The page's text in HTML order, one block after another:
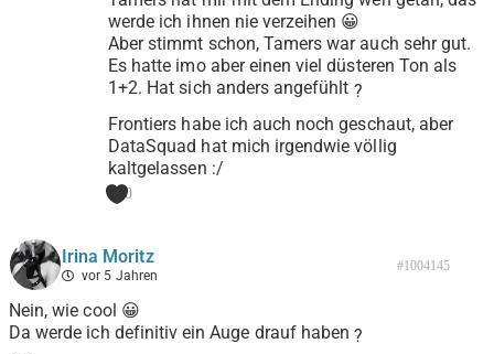
werde ich ihnen nie verzeihen 😀
Aber stimmt schon, Tamers war auch sehr gut.
Es hatte imo aber einen viel düsteren Ton als
1+2. Hat sich anders angefühlt ?
Frontiers habe ich auch noch geschaut, aber
DataSquad hat mich irgendwie völlig
kaltgelassen :/
0
Irina Moritz
vor 5 Jahren
#1004145
Nein, wie cool 😀
Da werde ich definitiv ein Auge drauf haben?